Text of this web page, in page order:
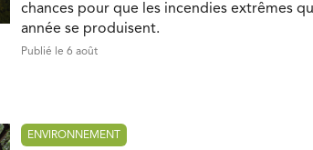
chances pour que les incendies extrêmes
année se produisent.
Publié le 6 août
ENVIRONNEMENT